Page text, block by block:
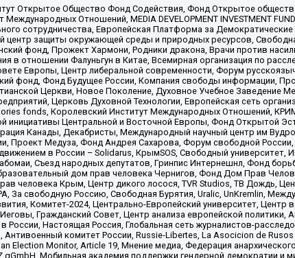
Открытое Общество Фонд Содействия, Фонд Открытое
Отношений, MEDIA DEVELOPMENT INVESTMENT
сотрудничества, Европейская Платформа за
защиты окружающей среды и природных ресурсов,
фонд, Прожект Хармони, Родники дракона, Врачи против
в отношении Фалуньгун в Китае, Всемирная организация по
Европы, Центр либеральной современности, Форум
фонд, Фонд Будущее России, Компания свободы информации,
Церкви, Новое Поколение, Духовное Учебное
Церковь Духовной Технологии, Европейская сеть
fonds, Королевский Институт Международных Отношений,
инициативы Центральной и Восточной Европы, Фонд Открытой
Канады, Декабристы, Международный научный центр им
Проект Медуза, Фонд Андрея Сахарова, Форум свободной
в России – Solidarus, КрымSOS, Свободный университет,
Съезд народных депутатов, Гринпис Интернешнл, Фонд
дом прав человека Чернигов, Фонд Дом Прав
человека Крым, Центр дикого лосося, TVR Studios, ТВ Дождь,
За свободную Россию, Свободная Бурятия, Uralic, UnKremlin,
Комитет-2024, Центрально-Европейский университет,
Гражданский Совет, Центр анализа европейской политики,
Настоящая Россия, Глобальная сеть журналистов-
комитет России, Russie-Libertes, La Asocicion de
Election Monitor, Article 19, Мнение медиа, Федерация
Мобильная академия поддержки гендерной демократии и